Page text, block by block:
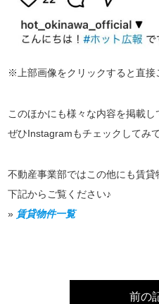
※上部画像をクリックすると直接
このほかにも様々な内容を掲載し
ぜひInstagramもチェックしてみ
不動産事業部ではこの他にも賃
下記からご覧ください♪
» 賃貸物件一覧
前の